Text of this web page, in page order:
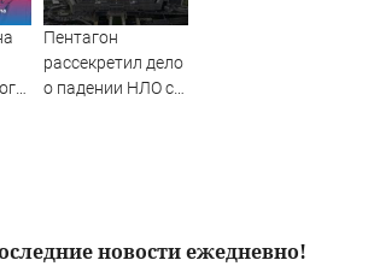
Пентагон
рассекретил дело
о падении НЛО с
новости ежедневно!